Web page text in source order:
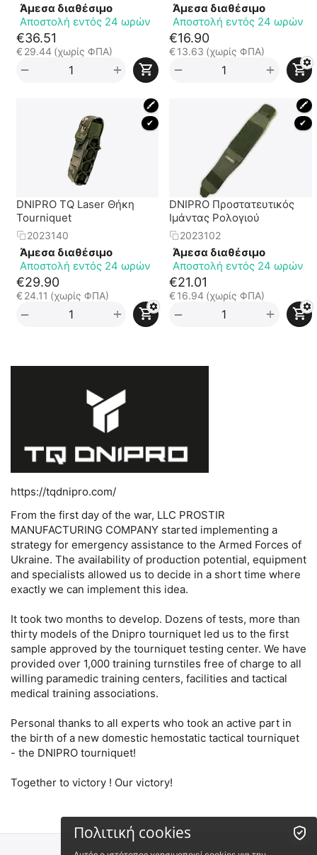
https://tqdnipro.com/
From the first day of the war, LLC PROSTIR
MANUFACTURING COMPANY started implementing a
strategy for emergency assistance to the Armed Forces of
Ukraine. The availability of production potential, equipment
and specialists allowed us to decide in a short time where
exactly we can implement this idea.
It took two months to develop. Dozens of tests, more than
thirty models of the Dnipro tourniquet led us to the first
sample approved by the tourniquet testing center. We have
provided over 1,000 training turnstiles free of charge to all
willing paramedic training centers, facilities and tactical
medical training associations.
Personal thanks to all experts who took an active part in
the birth of a new domestic hemostatic tactical tourniquet
- the DNIPRO tourniquet!
Together to victory ! Our victory!
Άμεσα διαθέσιμο
Αποστολή εντός 24 ωρών
€36.51
€ 29.44 (χωρίς ΦΠΑ)
+
−
Άμεσα διαθέσιμο
Αποστολή εντός 24 ωρών
€16.90
€13.63 (χωρίς ΦΠΑ)
+
−
🖍
✔
DNIPRO TQ Laser Θήκη
Tourniquet
2023140
Άμεσα διαθέσιμο
Αποστολή εντός 24 ωρών
€29.90
€ 24.11 (χωρίς ΦΠΑ)
+
−
🖍
✔
DNIPRO Προστατευτικός
Ιμάντας Ρολογιού
2023102
Άμεσα διαθέσιμο
Αποστολή εντός 24 ωρών
€21.01
€16.94 (χωρίς ΦΠΑ)
+
−
Πολιτική cookies